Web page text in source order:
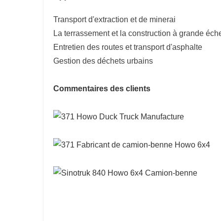
Transport d'extraction et de minerai
La terrassement et la construction à grande
Entretien des routes et transport d'asphalte
Gestion des déchets urbains
Commentaires des clients